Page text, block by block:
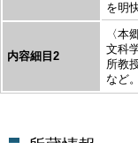
を明
内容細目2
〈本
文科
所教
など。